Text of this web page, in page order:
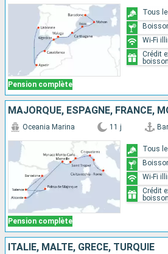
Pension complète
Tous
Wi-Fi
Crédit
Pension complète
Oceania Marina 11 j
Tous
Wi-Fi
Crédit
ITALIE, MALTE, GRÈCE, TURQUIE